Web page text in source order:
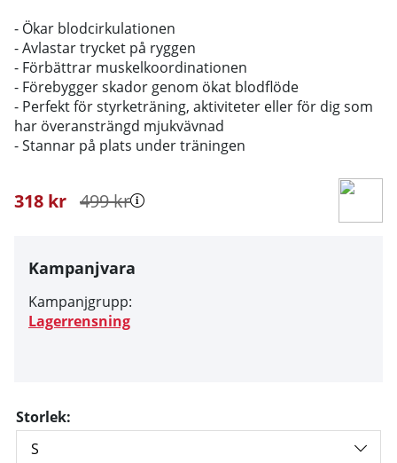
- Ökar blodcirkulationen
- Avlastar trycket på ryggen
- Förbättrar muskelkoordinationen
- Förebygger skador genom ökat blodflöde
- Perfekt för styrketräning, aktiviteter eller för dig som
har överansträngd mjukvävnad
- Stannar på plats under träningen
499kr
318 kr
Kampanjvara
Kampanjgrupp:
Lagerrensning
Storlek: